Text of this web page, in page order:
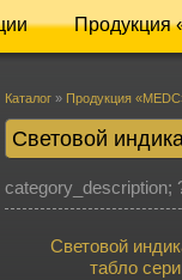
Продукция
Каталог» Продукция
Световой
category_description;
Световой
табло